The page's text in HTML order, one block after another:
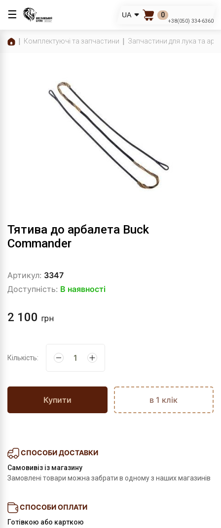
☰ UA 0
+38(050) 334-6360
Комплектуючі та запчастини Запчастини для лука та
Тятива до арбалета Buck
Commander
Артикул: 3347
Доступність: В наявності
2 100 грн
Кількість:
Купити в 1 клік
СПОСОБИ ДОСТАВКИ
Самовивіз із магазину
Замовлені товари можна забрати в одному з наших магазинів
СПОСОБИ ОПЛАТИ
Готівкою або карткою